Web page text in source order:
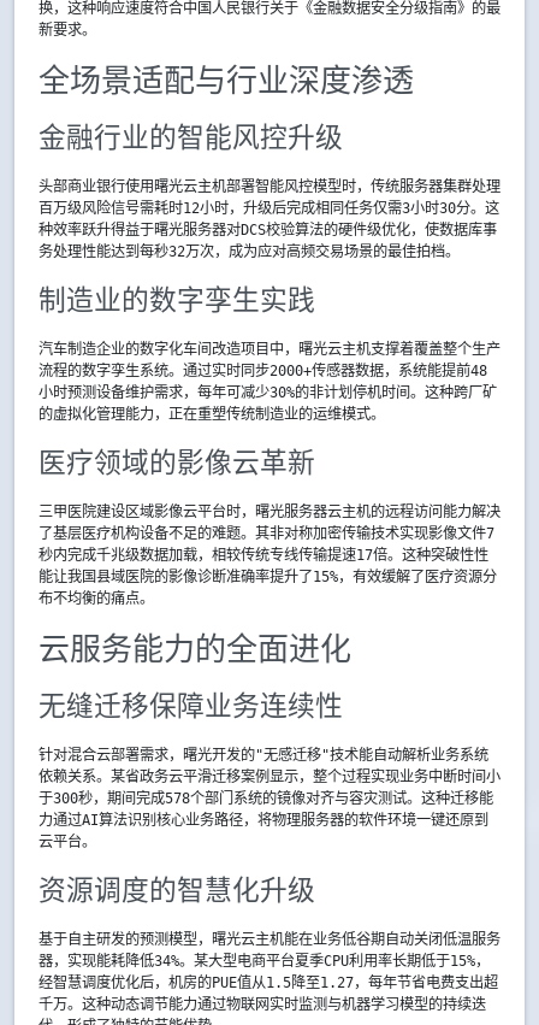
换，这种响应速度符合中国人民银行关于《金融数据安全分级指南》的最
新要求。
全场景适配与行业深度渗透
金融行业的智能风控升级
头部商业银行使用曙光云主机部署智能风控模型时，传统服务器集群处理
百万级风险信号需耗时12小时，升级后完成相同任务仅需3小时30分。这
种效率跃升得益于曙光服务器对DCS校验算法的硬件级优化，使数据库事
务处理性能达到每秒32万次，成为应对高频交易场景的最佳拍档。
制造业的数字孪生实践
汽车制造企业的数字化车间改造项目中，曙光云主机支撑着覆盖整个生产
流程的数字孪生系统。通过实时同步2000+传感器数据，系统能提前48
小时预测设备维护需求，每年可减少30%的非计划停机时间。这种跨厂矿
的虚拟化管理能力，正在重塑传统制造业的运维模式。
医疗领域的影像云革新
三甲医院建设区域影像云平台时，曙光服务器云主机的远程访问能力解决
了基层医疗机构设备不足的难题。其非对称加密传输技术实现影像文件7
秒内完成千兆级数据加载，相较传统专线传输提速17倍。这种突破性性
能让我国县域医院的影像诊断准确率提升了15%，有效缓解了医疗资源分
布不均衡的痛点。
云服务能力的全面进化
无缝迁移保障业务连续性
针对混合云部署需求，曙光开发的"无感迁移"技术能自动解析业务系统
依赖关系。某省政务云平滑迁移案例显示，整个过程实现业务中断时间小
于300秒，期间完成578个部门系统的镜像对齐与容灾测试。这种迁移能
力通过AI算法识别核心业务路径，将物理服务器的软件环境一键还原到
云平台。
资源调度的智慧化升级
基于自主研发的预测模型，曙光云主机能在业务低谷期自动关闭低温服务
器，实现能耗降低34%。某大型电商平台夏季CPU利用率长期低于15%，
经智慧调度优化后，机房的PUE值从1.5降至1.27，每年节省电费支出超
千万。这种动态调节能力通过物联网实时监测与机器学习模型的持续迭